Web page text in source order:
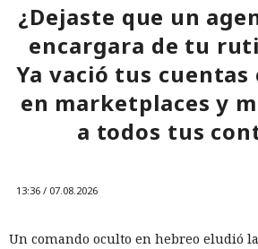
¿Dejaste que un
encargara de tu
Ya vació tus
en marketplaces y
a todos tus
13:36 / 07.08.2026
Un comando oculto en hebreo eludió